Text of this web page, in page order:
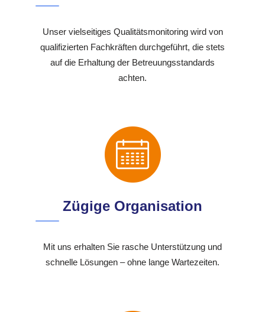
Unser vielseitiges Qualitätsmonitoring wird von
qualifizierten Fachkräften durchgeführt, die stets
auf die Erhaltung der Betreuungsstandards
achten.
Zügige Organisation
Mit uns erhalten Sie rasche Unterstützung und
schnelle Lösungen – ohne lange Wartezeiten.